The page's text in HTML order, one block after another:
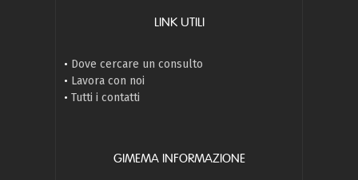
LINK UTILI
• Dove cercare un consulto
• Lavora con noi
• Tutti i contatti
GIMEMA INFORMAZIONE